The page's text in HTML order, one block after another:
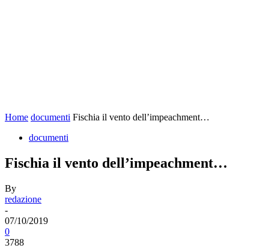
Home documenti Fischia il vento dell’impeachment…
documenti
Fischia il vento dell’impeachment…
By
redazione
-
07/10/2019
0
3788